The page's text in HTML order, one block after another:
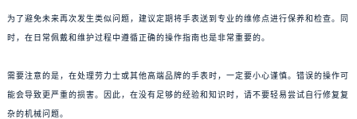
为了避免未来再次发生类似问题，建议定期将手表送到专业的维修点进行保养和检查。同
时，在日常佩戴和维护过程中遵循正确的操作指南也是非常重要的。
需要注意的是，在处理劳力士或其他高端品牌的手表时，一定要小心谨慎。错误的操作可
能会导致更严重的损害。因此，在没有足够的经验和知识时，请不要轻易尝试自行修复复
杂的机械问题。